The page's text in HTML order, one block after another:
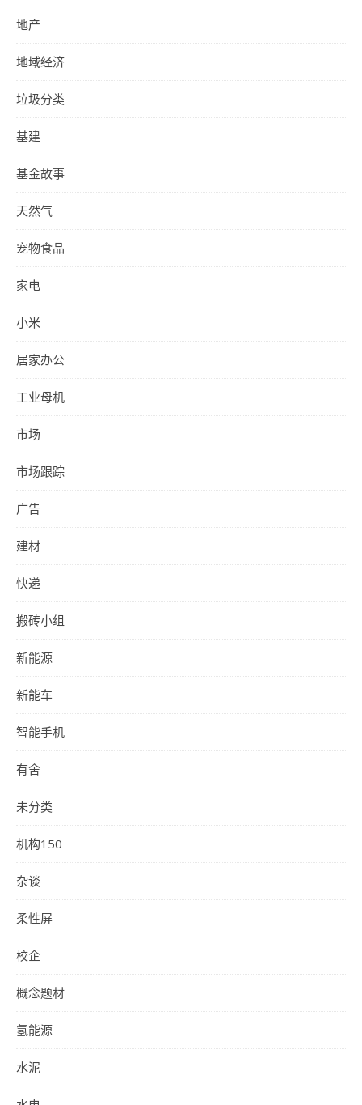
地产
地域经济
垃圾分类
基建
基金故事
天然气
宠物食品
家电
小米
居家办公
工业母机
市场
市场跟踪
广告
建材
快递
搬砖小组
新能源
新能车
智能手机
有舍
未分类
机构150
杂谈
柔性屏
校企
概念题材
氢能源
水泥